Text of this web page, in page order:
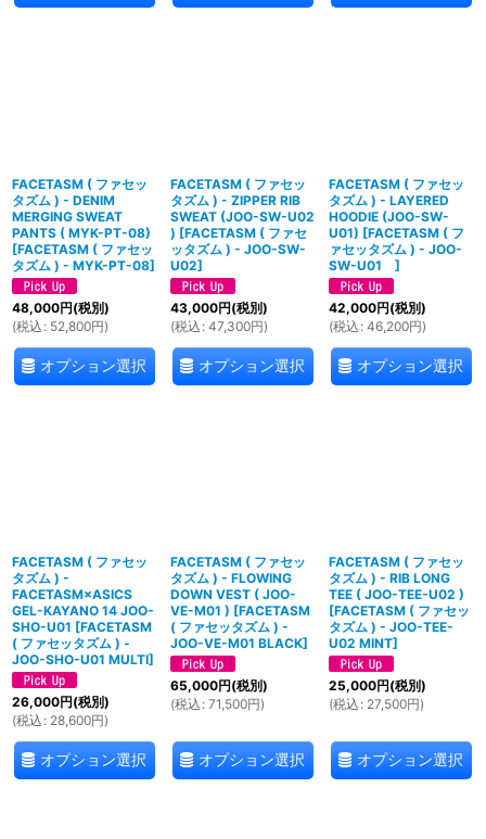
FACETASM ( ファセッ
タズム ) - DENIM
MERGING SWEAT
PANTS ( MYK-PT-08)
[FACETASM ( ファセッ
タズム ) - MYK-PT-08]
48,000円(税別)
(税込 : 52,800円)
オプション選択
FACETASM ( ファセッ
タズム ) - ZIPPER RIB
SWEAT (JOO-SW-U02
) [FACETASM ( ファセ
ッタズム ) - JOO-SW-
U02]
43,000円(税別)
(税込 : 47,300円)
オプション選択
FACETASM ( ファセッ
タズム ) - LAYERED
HOODIE (JOO-SW-
U01) [FACETASM ( フ
ァセッタズム ) - JOO-
SW-U01 ]
42,000円(税別)
(税込 : 46,200円)
オプション選択
FACETASM ( ファセッ
タズム ) -
FACETASM×ASICS
GEL-KAYANO 14 JOO-
SHO-U01 [FACETASM
( ファセッタズム ) -
JOO-SHO-U01 MULTI]
26,000円(税別)
(税込 : 28,600円)
オプション選択
FACETASM ( ファセッ
タズム ) - FLOWING
DOWN VEST ( JOO-
VE-M01 ) [FACETASM
( ファセッタズム ) -
JOO-VE-M01 BLACK]
65,000円(税別)
(税込 : 71,500円)
オプション選択
FACETASM ( ファセッ
タズム ) - RIB LONG
TEE ( JOO-TEE-U02 )
[FACETASM ( ファセッ
タズム ) - JOO-TEE-
U02 MINT]
25,000円(税別)
(税込 : 27,500円)
オプション選択